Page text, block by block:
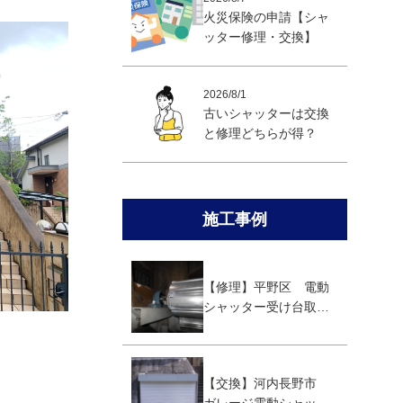
火災保険の申請【シャ
ッター修理・交換】
2026/8/1
古いシャッターは交換
と修理どちらが得？
施工事例
【修理】平野区 電動
シャッター受け台取替
【交換】河内長野市